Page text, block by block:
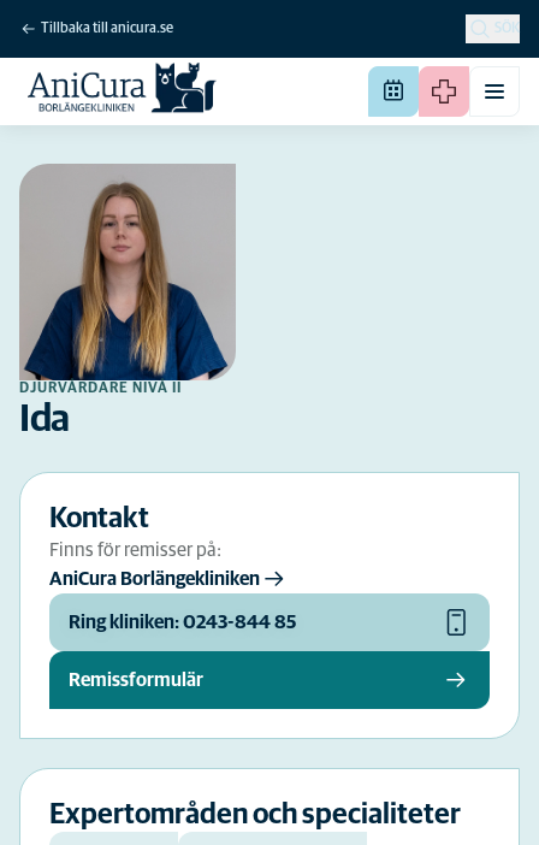
Tillbaka till anicura.se SÖK
DJURVÅRDARE NIVÅ II
Ida
Kontakt
Finns för remisser på:
AniCura Borlängekliniken
Ring kliniken: 0243-844 85
Remissformulär
Expertområden och specialiteter